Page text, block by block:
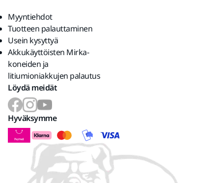
Myyntiehdot
Tuotteen palauttaminen
Usein kysyttyä
Akkukäyttöisten Mirka-
koneiden ja
litiumioniakkujen palautus
Löydä meidät
Hyväksymme